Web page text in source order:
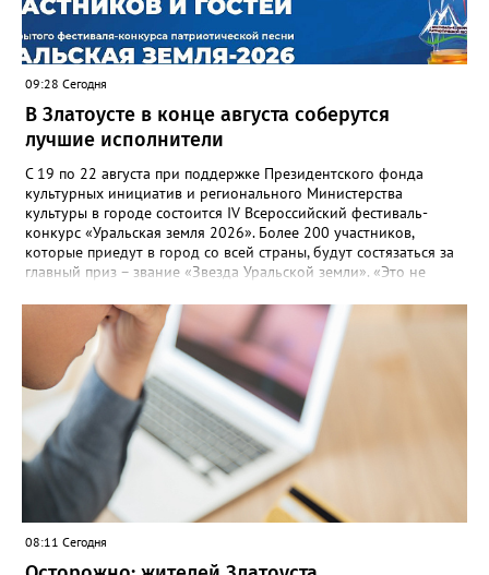
оперативно делиться информацией со всеми
заинтересованными – от поставщика тепла до конечных
потребителей.
09:28 Сегодня
В Златоусте в конце августа соберутся
лучшие исполнители
С 19 по 22 августа при поддержке Президентского фонда
культурных инициатив и регионального Министерства
культуры в городе состоится IV Всероссийский фестиваль-
конкурс «Уральская земля 2026». Более 200 участников,
которые приедут в город со всей страны, будут состязаться за
главный приз – звание «Звезда Уральской земли». «Это не
прослушивания участников, мастер-классы от ведущих
наставников, выступления победителей прошлых лет и
приглашённых артистов», - сообщает оргкомитет. Вход на все
фестивальные мероприятия будет свободным. В 2025 году в
фестивале участвовали 26 финалистов из городов
Челябинской, Свердловской, Курганской, Оренбургской
областей, Ханты-Мансийского автономного округа и
Республики Башкортостан. Приглашённой звездой стал
идейный вдохновитель, организатор фестиваля, эстрадный
певец, победитель главного патриотического конкурса страны
«Солдатский конверт», лауреат премии в области культуры и
искусства «Золотая лира», участник телевизионных проектов
на Первом канале, обладатель звания «Голос страны» Алексей
Ковин.
08:11 Сегодня